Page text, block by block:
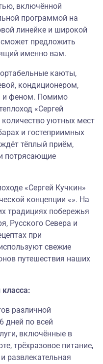
включённой
программой на
линейке и широкой
предложить
именно вам.
каюты,
кондиционером,
и феном. Помимо
«Сергей
уютных мест
и гостеприимных
тёплый приём,
потрясающие
«Сергей Кучкин»
концепции «». На
традициях побережья
Русского Севера и
при
свежие
путешествия наших
различной
дней по всей
включённые в
трёхразовое питание,
развлекательная